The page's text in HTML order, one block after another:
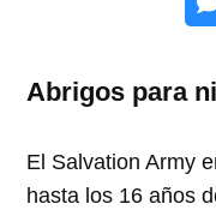
Abrigos para
El Salvation Army
hasta los 16 años